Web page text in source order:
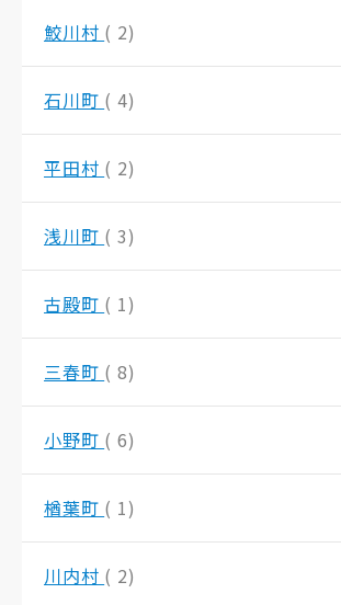
鮫川村 ( 2)
石川町 ( 4)
平田村 ( 2)
浅川町 ( 3)
古殿町 ( 1)
三春町 ( 8)
小野町 ( 6)
楢葉町 ( 1)
川内村 ( 2)